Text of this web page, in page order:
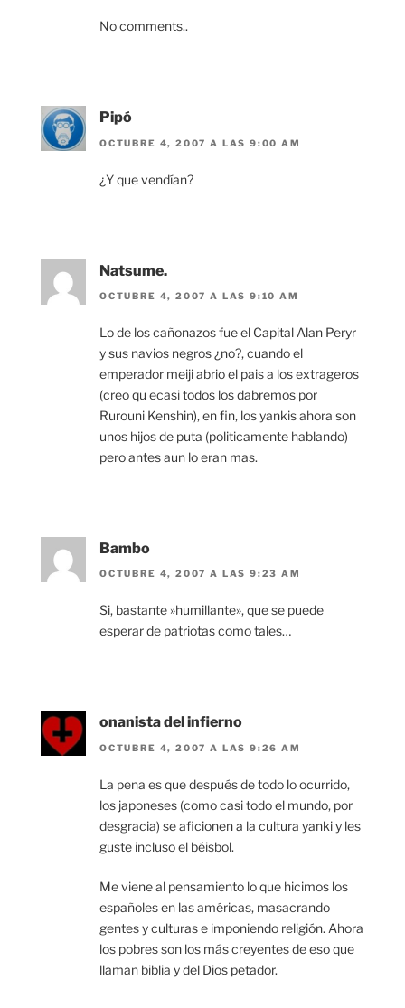
No comments..
Pipó
OCTUBRE 4, 2007 A LAS 9:00 AM
¿Y que vendían?
Natsume.
OCTUBRE 4, 2007 A LAS 9:10 AM
Lo de los cañonazos fue el Capital Alan Peryr
y sus navios negros ¿no?, cuando el
emperador meiji abrio el pais a los extrageros
(creo qu ecasi todos los dabremos por
Rurouni Kenshin), en fin, los yankis ahora son
unos hijos de puta (politicamente hablando)
pero antes aun lo eran mas.
Bambo
OCTUBRE 4, 2007 A LAS 9:23 AM
Si, bastante »humillante», que se puede
esperar de patriotas como tales…
onanista del infierno
OCTUBRE 4, 2007 A LAS 9:26 AM
La pena es que después de todo lo ocurrido,
los japoneses (como casi todo el mundo, por
desgracia) se aficionen a la cultura yanki y les
guste incluso el béisbol.
Me viene al pensamiento lo que hicimos los
españoles en las américas, masacrando
gentes y culturas e imponiendo religión. Ahora
los pobres son los más creyentes de eso que
llaman biblia y del Dios petador.